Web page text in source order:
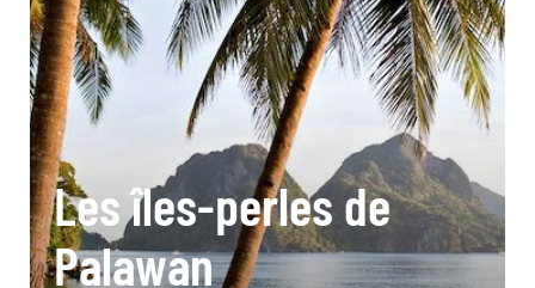
Les îles-perles de
Palawan